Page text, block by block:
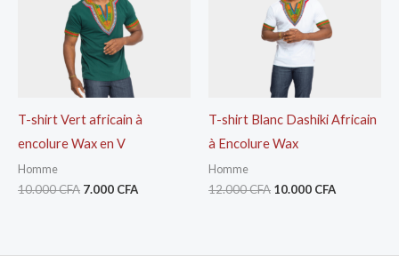
T-shirt Vert africain à
encolure Wax en V
Homme
10.000CFA 7.000 CFA
T-shirt Blanc Dashiki Africain
à Encolure Wax
Homme
12.000CFA 10.000 CFA